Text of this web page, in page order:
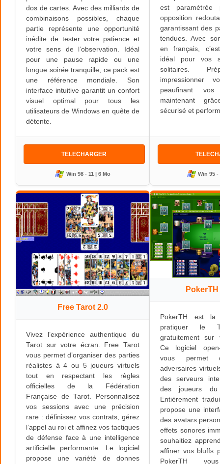
dos de cartes. Avec des milliards de
combinaisons possibles, chaque
partie représente une opportunité
inédite de tester votre patience et
votre sens de l’observation. Idéal
pour une pause rapide ou une
longue soirée tranquille, ce pack est
une référence mondiale. Son
interface intuitive garantit un confort
visuel optimal pour tous les
utilisateurs de Windows en quête de
détente.
TELECHARGER
Win 98 - 11 | 6 Mo
est
opposition
garantissant des
tendues. Avec
en français,
idéal pour vos
solitaires.
impressionner
peaufinant
maintenant
sécurisé et
Win 95 -
Free Tarot 2.0
Vivez l’expérience authentique du
Tarot sur votre écran. Free Tarot
vous permet d’organiser des parties
réalistes à 4 ou 5 joueurs virtuels
tout en respectant les règles
officielles de la Fédération
Française de Tarot. Personnalisez
vos sessions avec une précision
rare : définissez vos contrats, gérez
l’appel au roi et affinez vos tactiques
de défense face à une intelligence
artificielle performante. Le logiciel
propose une variété de donnes
PokerTH est la
pratiquer le
gratuitement sur
Ce logiciel
vous permet
adversaires
des serveurs
des joueurs du
Entièrement
propose une
des avatars
effets sonores
souhaitiez
affiner vos bluffs
PokerTH